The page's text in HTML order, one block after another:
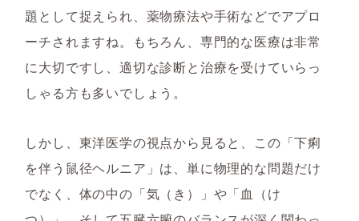
題として捉えられ、薬物療法や手術などでアプロ
ーチされますね。もちろん、専門的な医療は非常
に大切ですし、適切な診断と治療を受けていらっ
しゃる方も多いでしょう。
しかし、東洋医学の視点から見ると、この「下痢
を伴う鼠径ヘルニア」は、単に物理的な問題だけ
でなく、体の中の「気（き）」や「血（け